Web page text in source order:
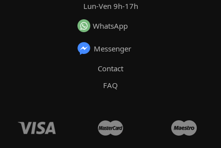
Lun-Ven 9h-17h
WhatsApp
Messenger
Contact
FAQ